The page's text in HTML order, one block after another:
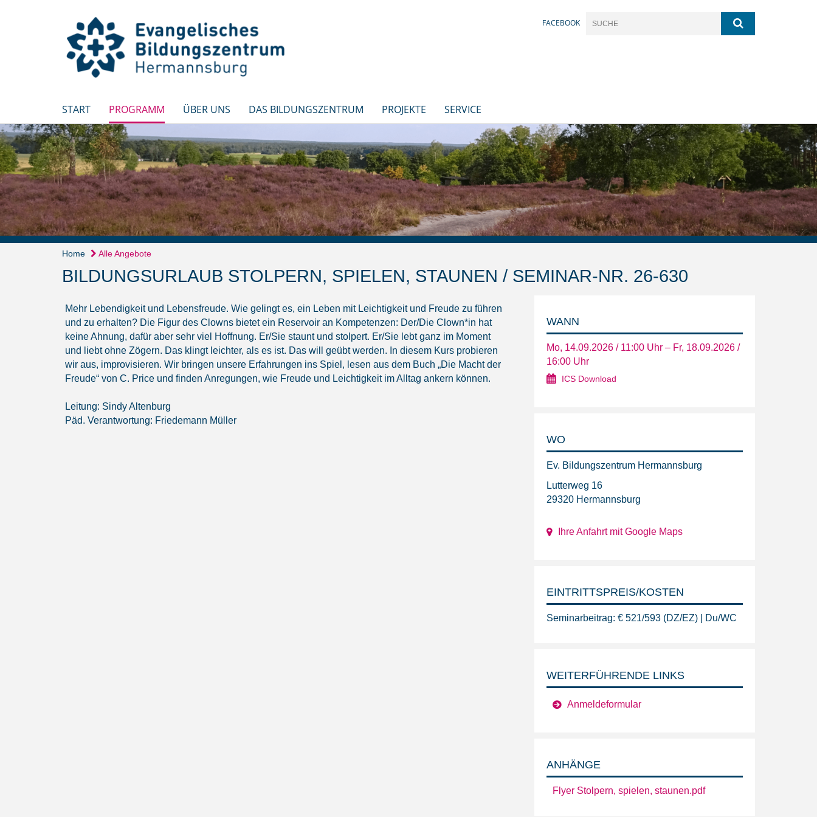
FACEBOOK
START PROGRAMM ÜBER UNS DAS BILDUNGSZENTRUM PROJEKTE SERVICE
Home Alle Angebote
BILDUNGSURLAUB STOLPERN, SPIELEN, STAUNEN / SEMINAR-NR. 26-630
Mehr Lebendigkeit und Lebensfreude. Wie gelingt es, ein Leben mit Leichtigkeit und Freude zu führen
und zu erhalten? Die Figur des Clowns bietet ein Reservoir an Kompetenzen: Der/Die Clown*in hat
keine Ahnung, dafür aber sehr viel Hoffnung. Er/Sie staunt und stolpert. Er/Sie lebt ganz im Moment
und liebt ohne Zögern. Das klingt leichter, als es ist. Das will geübt werden. In diesem Kurs probieren
wir aus, improvisieren. Wir bringen unsere Erfahrungen ins Spiel, lesen aus dem Buch „Die Macht der
Freude“ von C. Price und finden Anregungen, wie Freude und Leichtigkeit im Alltag ankern können.
Leitung: Sindy Altenburg
Päd. Verantwortung: Friedemann Müller
WANN
Mo, 14.09.2026 / 11:00 Uhr – Fr, 18.09.2026 /
16:00 Uhr
ICS Download
WO
Ev. Bildungszentrum Hermannsburg
Lutterweg 16
29320 Hermannsburg
Ihre Anfahrt mit Google Maps
EINTRITTSPREIS/KOSTEN
Seminarbeitrag: € 521/593 (DZ/EZ) | Du/WC
WEITERFÜHRENDE LINKS
Anmeldeformular
ANHÄNGE
Flyer Stolpern, spielen, staunen.pdf